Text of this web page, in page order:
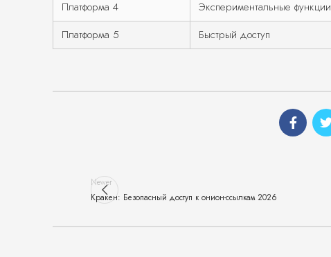
Платформа 4
Экспериментальные функции
Платформа 5
Быстрый доступ
Newer
Кракен: Безопасный доступ к онион-ссылкам 2026